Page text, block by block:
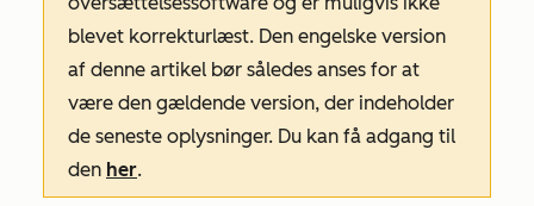
blevet korrekturlæst. Den engelske version
af denne artikel bør således anses for at
være den gældende version, der indeholder
de seneste oplysninger. Du kan få adgang til
den her.